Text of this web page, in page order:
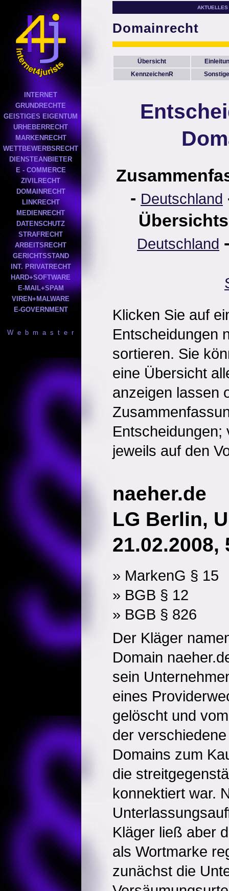
INTERNET
GRUNDRECHTE
GEISTIGES EIGENTUM
URHEBERRECHT
MARKENRECHT
WETTBEWERBSRECHT
DIENSTEANBIETER
E - COMMERCE
ZIVILRECHT
DOMAINRECHT
LINKRECHT
MEDIENRECHT
DATENSCHUTZ
STRAFRECHT
ARBEITSRECHT
GERICHTSSTAND
INT. PRIVATRECHT
HARD+SOFTWARE
E-MAIL+SPAM
VIREN+MALWARE
E-GOVERNMENT
W e b m a s t e r
AKTUELLES
Domainrecht
Übersicht
KennzeichenR
- Deutschland
Deutschland
Klicken Sie auf
Entscheidungen
sortieren. Sie
eine Übersicht
anzeigen lassen
Entscheidungen;
jeweils auf den
naeher.de
LG Berlin,
21.02.2008,
» MarkenG § 15
» BGB § 12
» BGB § 826
Der Kläger
Domain
sein
eines
gelöscht und
der
Domains zum
die
konnektiert war.
Kläger ließ aber
als Wortmarke
zunächst die